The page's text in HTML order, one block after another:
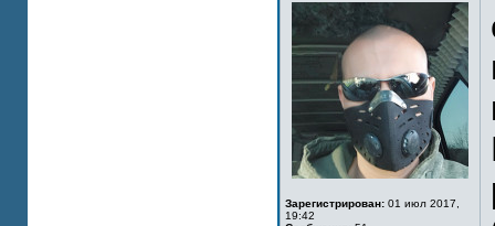
Зарегистрирован: 01 июл 2017,
19:42